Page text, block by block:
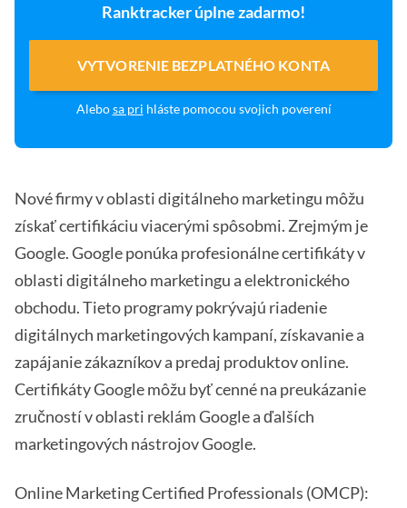
Ranktracker úplne zadarmo!
VYTVORENIE BEZPLATNÉHO KONTA
Alebosa pri hláste pomocou svojich poverení
Nové firmy v oblasti digitálneho marketingu môžu
získať certifikáciu viacerými spôsobmi. Zrejmým je
Google. Google ponúka profesionálne certifikáty v
oblasti digitálneho marketingu a elektronického
obchodu. Tieto programy pokrývajú riadenie
digitálnych marketingových kampaní, získavanie a
zapájanie zákazníkov a predaj produktov online.
Certifikáty Google môžu byť cenné na preukázanie
zručností v oblasti reklám Google a ďalších
marketingových nástrojov Google.
Online Marketing Certified Professionals (OMCP):